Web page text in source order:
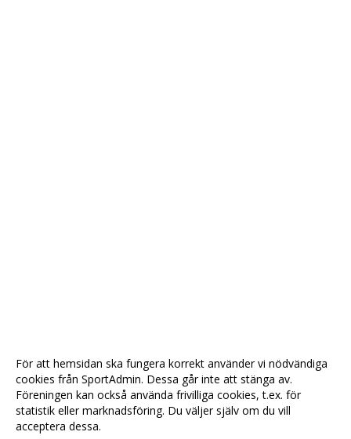
För att hemsidan ska fungera korrekt använder vi nödvändiga
cookies från SportAdmin. Dessa går inte att stänga av.
Föreningen kan också använda frivilliga cookies, t.ex. för
statistik eller marknadsföring. Du väljer själv om du vill
acceptera dessa.